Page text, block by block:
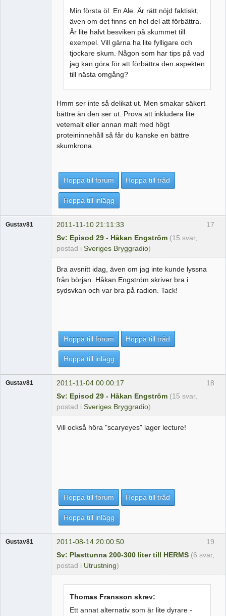
Min första öl. En Ale. Är rätt nöjd faktiskt,
även om det finns en hel del att förbättra.
Är lite halvt besviken på skummet till
exempel. Vill gärna ha lite fylligare och
tjockare skum. Någon som har tips på vad
jag kan göra för att förbättra den aspekten
till nästa omgång?
Hmm ser inte så delikat ut. Men smakar säkert
bättre än den ser ut. Prova att inkludera lite
vetemalt eller annan malt med högt
proteininnehåll så får du kanske en bättre
skumkrona.
Hoppa till forum Hoppa till tråd
Hoppa till inlägg
17
Gustav81
2011-11-10 21:11:33
Sv: Episod 29 - Håkan Engström (15 svar,
postad i Sveriges Bryggradio)
Bra avsnitt idag, även om jag inte kunde lyssna
från början. Håkan Engström skriver bra i
sydsvkan och var bra på radion. Tack!
Hoppa till forum Hoppa till tråd
Hoppa till inlägg
18
Gustav81
2011-11-04 00:00:17
Sv: Episod 29 - Håkan Engström (15 svar,
postad i Sveriges Bryggradio)
Vill också höra "scaryeyes" lager lecture!
Hoppa till forum Hoppa till tråd
Hoppa till inlägg
19
Gustav81
2011-08-14 20:00:50
Sv: Plasttunna 200-300 liter till HERMS (6 svar,
postad i Utrustning)
Thomas Fransson skrev:
Ett annat alternativ som är lite dyrare -